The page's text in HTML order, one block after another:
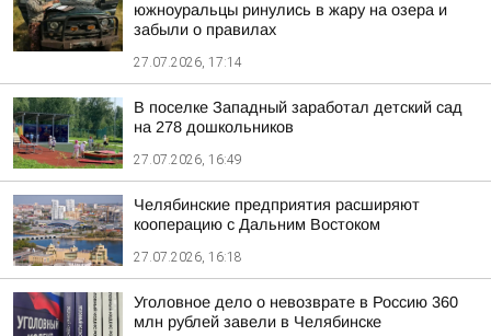
южноуральцы ринулись в жару на озера и
забыли о правилах
27.07.2026, 17:14
В поселке Западный заработал детский сад
на 278 дошкольников
27.07.2026, 16:49
Челябинские предприятия расширяют
кооперацию с Дальним Востоком
27.07.2026, 16:18
Уголовное дело о невозврате в Россию 360
млн рублей завели в Челябинске